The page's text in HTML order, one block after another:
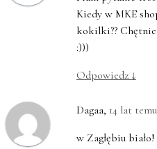
Kiedy w MKE
kokilki??
:)))
Odpowiedz ↓
Dagaa, 14 lat temu
w Zagłębiu